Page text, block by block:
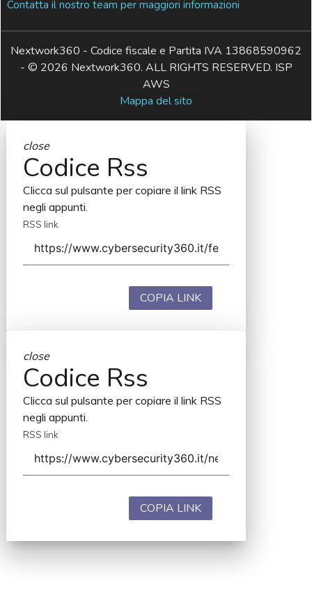
Contatta il nostro team per maggiori informazioni
Nextwork360 - Codice fiscale e Partita IVA 13868590962
- © 2026 Nextwork360. ALL RIGHTS RESERVED. ISP
AWS
Mappa del sito
close
Codice Rss
Clicca sul pulsante per copiare il link RSS
negli appunti.
RSS link
COPIA LINK
close
Codice Rss
Clicca sul pulsante per copiare il link RSS
negli appunti.
RSS link
COPIA LINK